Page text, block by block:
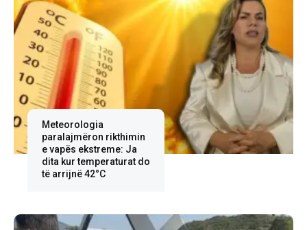
Meteorologia
paralajmëron rikthimin
e vapës ekstreme: Ja
dita kur temperaturat do
të arrijnë 42°C